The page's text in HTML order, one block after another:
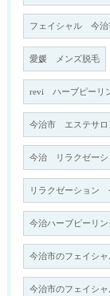
フェイシャル 今治
愛媛 メンズ脱毛
revi ハーブピーリ
今治市 エステサロ
今治 リラクゼーシ
リラクゼーション
今治ハーブピーリン
今治市のフェイシャ
今治市のフェイシャ